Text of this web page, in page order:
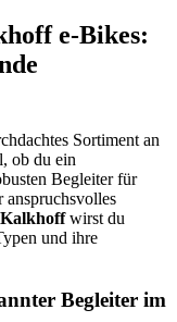
e-Bikes:
Sortiment an
ob du ein
Begleiter für
wirst du
und ihre
Begleiter im